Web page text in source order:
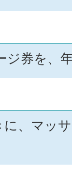
ジ券を、
、マッ